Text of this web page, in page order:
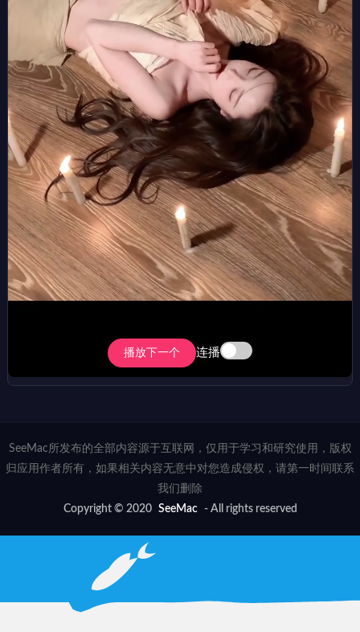
播放下一个 连播
SeeMac所发布的全部内容源于互联网，仅用于学习和研究使用，版权
归应用作者所有，如果相关内容无意中对您造成侵权，请第一时间联系
我们删除
Copyright © 2020 SeeMac - All rights reserved